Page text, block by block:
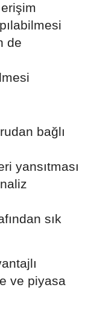
erişim
de
bağlı
yansıtması
sık
ve piyasa